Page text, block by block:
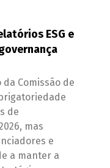
ESG e
Comissão de
de
mas
e
a manter a